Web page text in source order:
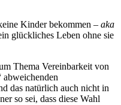
Kinder bekommen – aka
glückliches Leben ohne sie
Thema Vereinbarkeit von
das natürlich auch nicht in
so sei, dass diese Wahl